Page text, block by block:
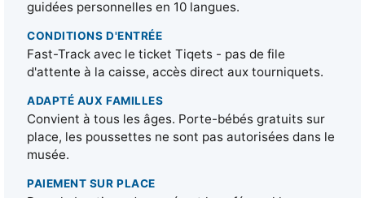
guidées personnelles en 10 langues.
CONDITIONS D'ENTRÉE
Fast-Track avec le ticket Tiqets - pas de file
d'attente à la caisse, accès direct aux tourniquets.
ADAPTÉ AUX FAMILLES
Convient à tous les âges. Porte-bébés gratuits sur
place, les poussettes ne sont pas autorisées dans le
musée.
PAIEMENT SUR PLACE